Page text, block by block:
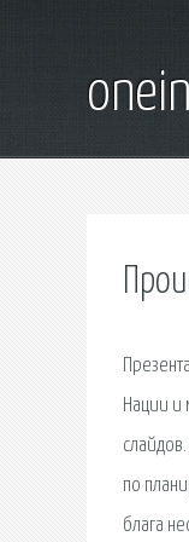
Нации и
по
блага